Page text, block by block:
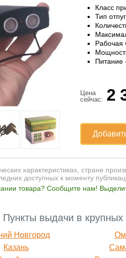
Класс
Тип
Рабочая
Питание
Цена
сейчас: 2
характеристиках, стране
доступных к моменту
товара? Сообщите нам!
Пункты выдачи в крупных
Новгород
Казань